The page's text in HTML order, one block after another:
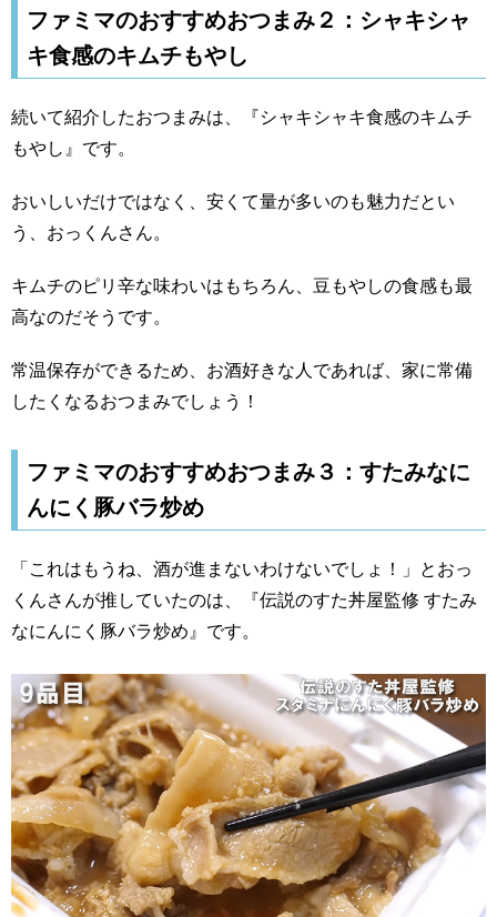
ファミマのおすすめおつまみ２：シャキシャ
キ食感のキムチもやし
続いて紹介したおつまみは、『シャキシャキ食感のキムチ
もやし』です。
おいしいだけではなく、安くて量が多いのも魅力だとい
う、おっくんさん。
キムチのピリ辛な味わいはもちろん、豆もやしの食感も最
高なのだそうです。
常温保存ができるため、お酒好きな人であれば、家に常備
したくなるおつまみでしょう！
ファミマのおすすめおつまみ３：すたみなに
んにく豚バラ炒め
「これはもうね、酒が進まないわけないでしょ！」とおっ
くんさんが推していたのは、『伝説のすた丼屋監修 すたみ
なにんにく豚バラ炒め』です。